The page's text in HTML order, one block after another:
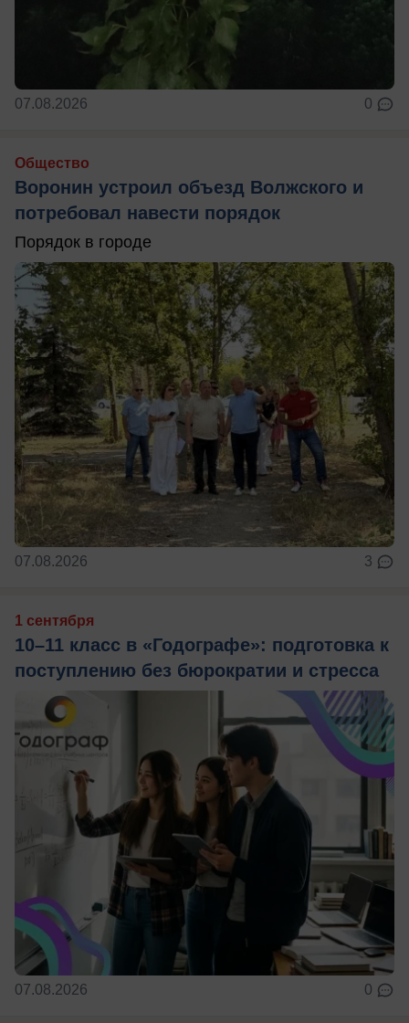
07.08.2026 0
Общество
Воронин устроил объезд Волжского и
потребовал навести порядок
Порядок в городе
07.08.2026 3
1 сентября
10–11 класс в «Годографе»: подготовка к
поступлению без бюрократии и стресса
07.08.2026 0